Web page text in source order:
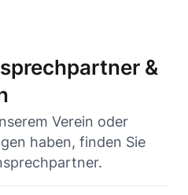
&
Verein oder
haben, finden Sie